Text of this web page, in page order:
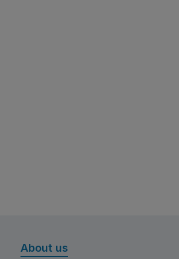
About us